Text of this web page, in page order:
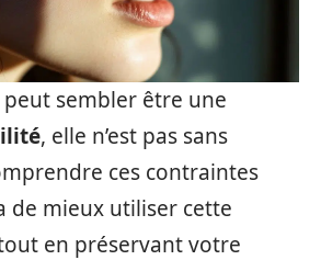
sembler être une
, elle n’est pas sans
ces contraintes
de mieux utiliser cette
en préservant votre